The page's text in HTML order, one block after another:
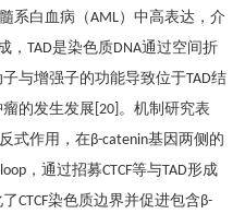
系白血病（AML）中高表达，介
，TAD是染色质DNA通过空间折
与增强子的功能导致位于TAD结
的发生发展[20]。机制研究表
式作用，在β-catenin基因两侧的
，通过招募CTCF等与TAD形成
CTCF染色质边界并促进包含β-